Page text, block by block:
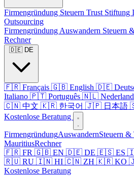
Firmengründung Steuern Trust Stiftung
Outsourcing
Firmengründung Auswandern Steuern
Rechner
🇫🇷 Français 🇬🇧 English 🇩🇪
Italiano 🇵🇹 Português 🇳🇱
🇨🇳 中文 🇰🇷 한국어 🇯🇵 日本語
Kostenlose Beratung
FirmengründungAuswandernSteuern &
MauritiusRechner
🇫🇷 FR 🇬🇧 EN 🇩🇪 DE 🇪🇸 ES
🇷🇺 RU 🇮🇳 HI 🇨🇳 ZH 🇰🇷 KO
Kostenlose Beratung